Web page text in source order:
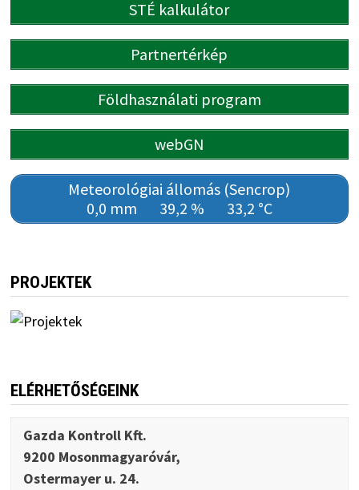
STÉ kalkulátor
Partnertérkép
Földhasználati program
webGN
Meteorológiai állomás (Sencrop)
0,0 mm
39,2 % 33,2 °C
PROJEKTEK
ELÉRHETŐSÉGEINK
Gazda Kontroll Kft.
9200 Mosonmagyaróvár,
Ostermayer u. 24.